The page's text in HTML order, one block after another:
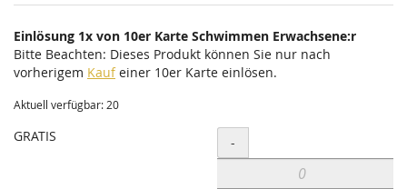
Einlösung 1x von 10er Karte Schwimmen Erwachsene:r
Bitte Beachten: Dieses Produkt können Sie nur nach
vorherigem Kaufeiner 10er Karte einlösen.
Aktuell verfügbar: 20
GRATIS Menge
-